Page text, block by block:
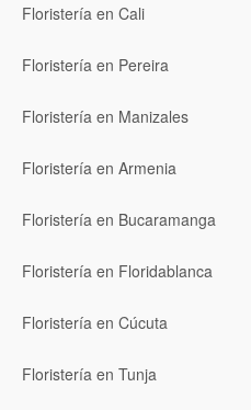
Floristería en Cali
Floristería en Pereira
Floristería en Manizales
Floristería en Armenia
Floristería en Bucaramanga
Floristería en Floridablanca
Floristería en Cúcuta
Floristería en Tunja